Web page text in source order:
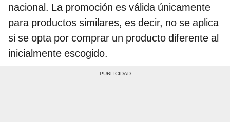
nacional. La promoción es válida únicamente
para productos similares, es decir, no se aplica
si se opta por comprar un producto diferente al
inicialmente escogido.